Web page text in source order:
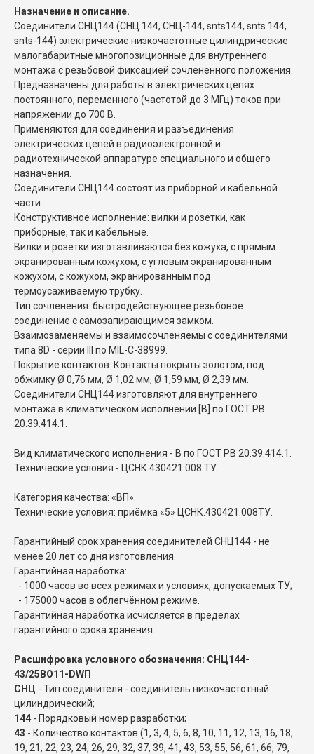
Назначение и описание.
Соединители СНЦ144 (СНЦ 144, СНЦ-144, snts144, snts 144,
snts-144) электрические низкочастотные цилиндрические
малогабаритные многопозиционные для внутреннего
монтажа с резьбовой фиксацией сочлененного положения.
Предназначены для работы в электрических цепях
постоянного, переменного (частотой до 3 МГц) токов при
напряжении до 700 В.
Применяются для соединения и разъединения
электрических цепей в радиоэлектронной и
радиотехнической аппаратуре специального и общего
назначения.
Соединители СНЦ144 состоят из приборной и кабельной
части.
Конструктивное исполнение: вилки и розетки, как
приборные, так и кабельные.
Вилки и розетки изготавливаются без кожуха, с прямым
экранированным кожухом, с угловым экранированным
кожухом, с кожухом, экранированным под
термоусаживаемую трубку.
Тип сочленения: быстродействующее резьбовое
соединение с самозапирающимся замком.
Взаимозаменяемы и взаимосочленяемы с соединителями
типа 8D - серии III по MIL-C-38999.
Покрытие контактов: Контакты покрыты золотом, под
обжимку Ø 0,76 мм, Ø 1,02 мм, Ø 1,59 мм, Ø 2,39 мм.
Соединители СНЦ144 изготовляют для внутреннего
монтажа в климатическом исполнении [В] по ГОСТ РВ
20.39.414.1.
Вид климатического исполнения - В по ГОСТ РВ 20.39.414.1.
Технические условия - ЦСНК.430421.008 ТУ.
Категория качества: «ВП».
Технические условия: приёмка «5» ЦСНК.430421.008ТУ.
Гарантийный срок хранения соединителей СНЦ144 - не
менее 20 лет со дня изготовления.
Гарантийная наработка:
- 1000 часов во всех режимах и условиях, допускаемых ТУ;
- 175000 часов в облегчённом режиме.
Гарантийная наработка исчисляется в пределах
гарантийного срока хранения.
Расшифровка условного обозначения: СНЦ144-
43/25ВО11-DWП
СНЦ - Тип соединителя - соединитель низкочастотный
цилиндрический;
144 - Порядковый номер разработки;
43 - Количество контактов (1, 3, 4, 5, 6, 8, 10, 11, 12, 13, 16, 18,
19, 21, 22, 23, 24, 26, 29, 32, 37, 39, 41, 43, 53, 55, 56, 61, 66, 79,